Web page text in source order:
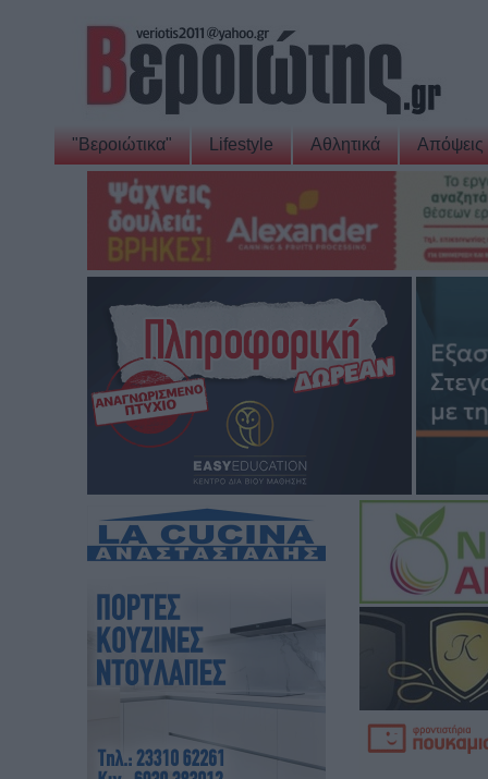
"Βεροιώτικα" Lifestyle Αθλητικά Απόψεις